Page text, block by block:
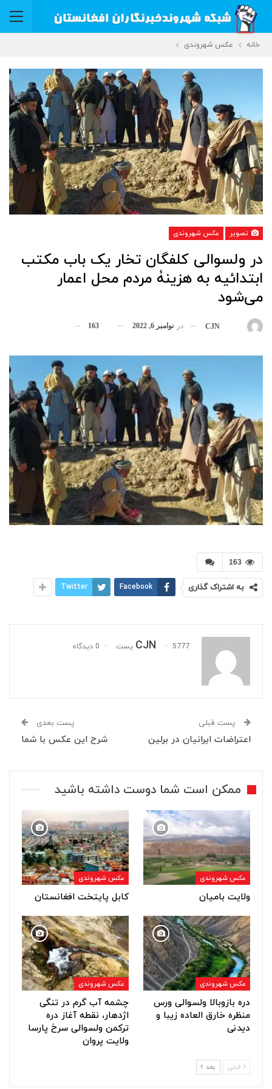
خانه عکس شهروندی
تصویر عکس شهروندی
‏در ولسوالی کلفگان تخار یک باب مکتب
ابتدائیه به هزینۀ مردم محل اعمار
می‌شود
CJN در نوامبر 6, 2022 163
163
به اشتراک گذاری Facebook
Twitter
CJN 5777 پست 0 دیدگاه
پست قبلی
اعتراضات ایرانیان در برلین
پست بعدی
شرح این عکس با شما
ممکن است شما دوست داشته باشید
عکس شهروندی
ولایت بامیان
عکس شهروندی
کابل پایتخت افغانستان
عکس شهروندی
دره بازوبالا ولسوالی ورس
منظره خارق العاده زیبا و
دیدنی
عکس شهروندی
چشمه آب گرم در تنگی
اژدهار، نقطه آغاز دره
ترکمن ولسوالی سرخ پارسا
ولایت پروان
قبلی بعد